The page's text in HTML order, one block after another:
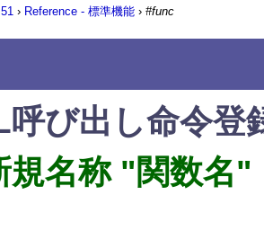
› Reference - 標準機能 › #func
び出し命令登
規名称 "関数名